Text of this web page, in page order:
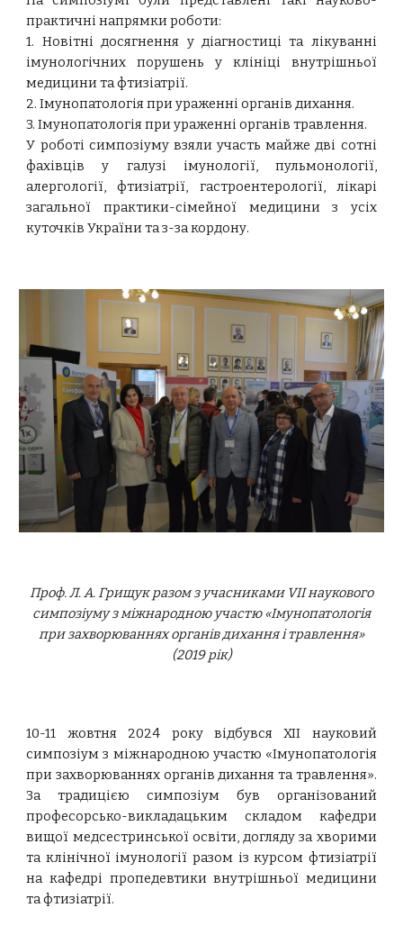
практичні напрямки роботи:
1. Новітні досягнення у діагностиці та лікуванні
імунологічних порушень у клініці внутрішньої
медицини та фтизіатрії.
2. Імунопатологія при ураженні органів дихання.
3. Імунопатологія при ураженні органів травлення.
У роботі симпозіуму взяли участь майже дві сотні
фахівців у галузі імунології, пульмонології,
алергології, фтизіатрії, гастроентерології, лікарі
загальної практики-сімейної медицини з усіх
куточків України та з-за кордону.
Проф. Л. А. Грищук разом з учасниками VII наукового
симпозіуму з міжнародною участю «Імунопатологія
при захворюваннях органів дихання і травлення»
(2019 рік)
10-11 жовтня 2024 року відбувся XII науковий
симпозіум з міжнародною участю «Імунопатологія
при захворюваннях органів дихання та травлення».
За традицією симпозіум був організований
професорсько-викладацьким складом кафедри
вищої медсестринської освіти, догляду за хворими
та клінічної імунології разом із курсом фтизіатрії
на кафедрі пропедевтики внутрішньої медицини
та фтизіатрії.